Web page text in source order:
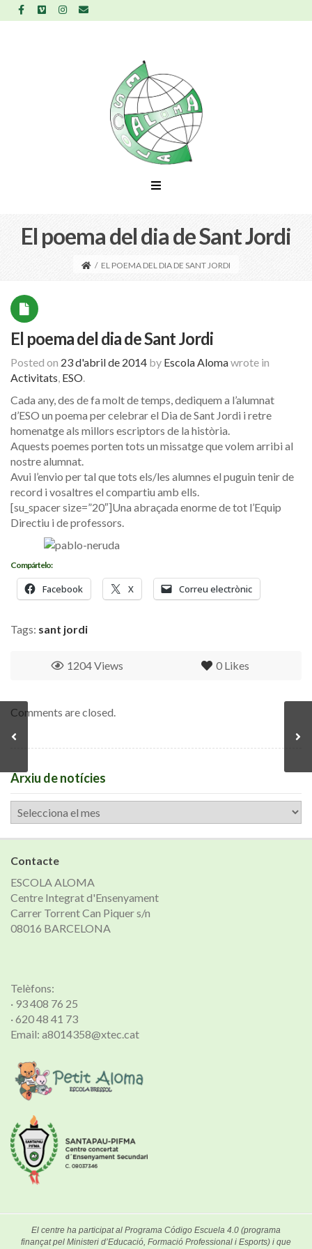
El poema del dia de Sant Jordi
/ EL POEMA DEL DIA DE SANT JORDI
El poema del dia de Sant Jordi
Posted on 23 d'abril de 2014 by Escola Alomawrote in
Activitats, ESO.
Cada any, des de fa molt de temps, dediquem a l’alumnat
d’ESO un poema per celebrar el Dia de Sant Jordi i retre
homenatge als millors escriptors de la història.
Aquests poemes porten tots un missatge que volem arribi al
nostre alumnat.
Avui l’envio per tal que tots els/les alumnes el puguin tenir de
record i vosaltres el compartiu amb ells.
[su_spacer size=”20″]Una abraçada enorme de tot l’Equip
Directiu i de professors.
Compártelo:
Facebook X Correu electrònic
Tags: sant jordi
0 Likes
1204 Views
Comments are closed.
Arxiu de notícies
Arxiu
de
notícies
Contacte
ESCOLA ALOMA
Centre Integrat d'Ensenyament
Carrer Torrent Can Piquer s/n
08016 BARCELONA
Telèfons:
· 93 408 76 25
· 620 48 41 73
Email: a8014358@xtec.cat
El centre ha participat al Programa Código Escuela 4.0 (programa
finançat pel Ministeri d’Educació, Formació Professional i Esports) i que